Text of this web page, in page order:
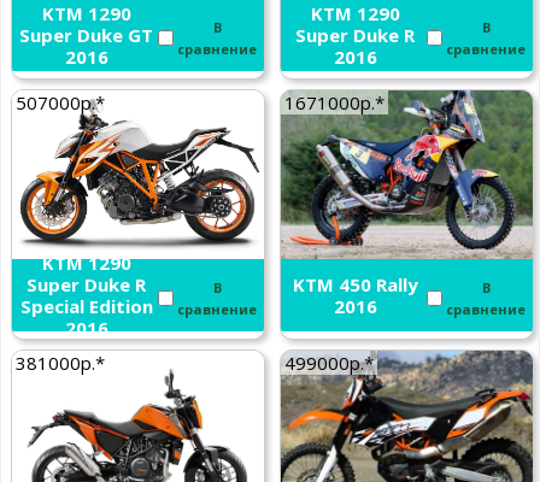
KTM 1290
Super Duke GT
2016
В
сравнение
KTM 1290
Super Duke R
2016
В
сравнение
507000р.*
KTM 1290
Super Duke R
Special Edition
2016
В
сравнение
1671000р.*
KTM 450 Rally
2016
В
сравнение
381000р.* 499000р.*